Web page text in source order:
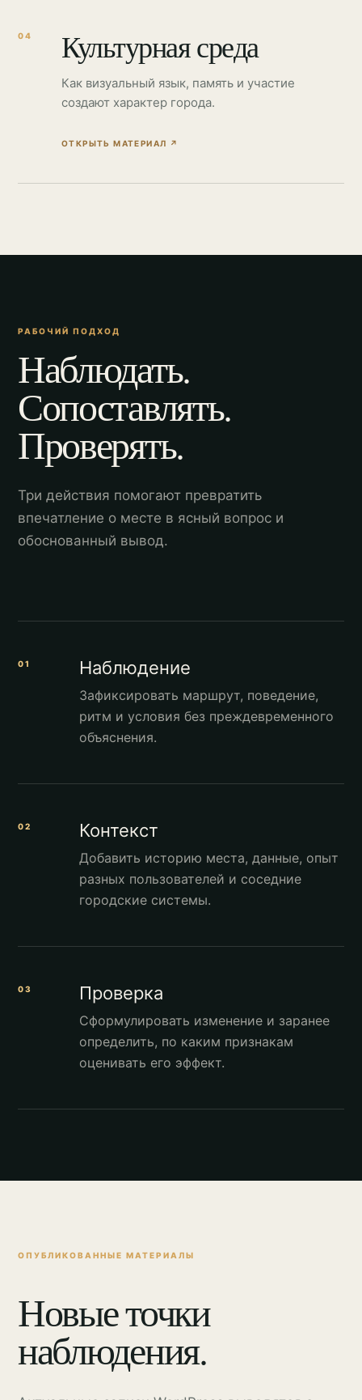
04 Культурная среда
Как визуальный язык, память и участие
создают характер города.
ОТКРЫТЬ МАТЕРИАЛ ↗
РАБОЧИЙ ПОДХОД
Наблюдать.
Сопоставлять.
Проверять.
Три действия помогают превратить
впечатление о месте в ясный вопрос и
обоснованный вывод.
01 Наблюдение
Зафиксировать маршрут, поведение,
ритм и условия без преждевременного
объяснения.
02 Контекст
Добавить историю места, данные, опыт
разных пользователей и соседние
городские системы.
03 Проверка
Сформулировать изменение и заранее
определить, по каким признакам
оценивать его эффект.
ОПУБЛИКОВАННЫЕ МАТЕРИАЛЫ
Новые точки
наблюдения.